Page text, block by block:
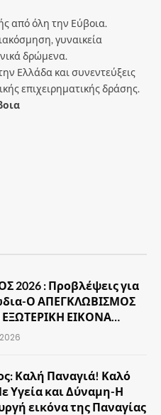
από όλη την Εύβοια.
γυναικεία
δρώμενα.
Ελλάδα και συνεντεύξεις
επιχειρηματικής δράσης.
2026 : Προβλέψεις για
Ο ΑΠΕΓΚΛΩΒΙΣΜΟΣ
ΕΙΚΟΝΑ…
Καλή Παναγιά! Καλό
Υγεία και Δύναμη-Η
εικόνα της Παναγίας